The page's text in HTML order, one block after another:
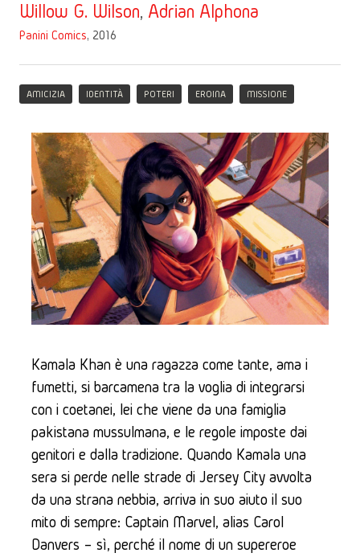
Willow G. Wilson, Adrian Alphona
Panini Comics, 2016
AMICIZIA IDENTITÀ POTERI EROINA MISSIONE
Kamala Khan è una ragazza come tante, ama i
fumetti, si barcamena tra la voglia di integrarsi
con i coetanei, lei che viene da una famiglia
pakistana mussulmana, e le regole imposte dai
genitori e dalla tradizione. Quando Kamala una
sera si perde nelle strade di Jersey City avvolta
da una strana nebbia, arriva in suo aiuto il suo
mito di sempre: Captain Marvel, alias Carol
Danvers – sì, perché il nome di un supereroe